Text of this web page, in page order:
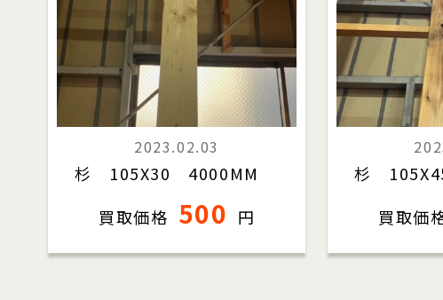
2023.02.03
杉 105X30 4000MM
買取価格 500 円
杉
買取価